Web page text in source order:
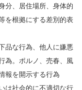
分、居住場所、身体的
を根拠にする差別的表
品な行為、他人に嫌悪
為。ポルノ、売春、風
報を開示する行為
は社会的に不適切な行